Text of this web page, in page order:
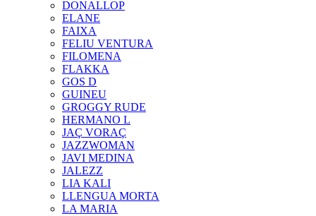
DONALLOP
ELANE
FAIXA
FELIU VENTURA
FILOMENA
FLAKKA
GOS D
GUINEU
GROGGY RUDE
HERMANO L
JAÇ VORAÇ
JAZZWOMAN
JAVI MEDINA
JALEZZ
LIA KALI
LLENGUA MORTA
LA MARIA